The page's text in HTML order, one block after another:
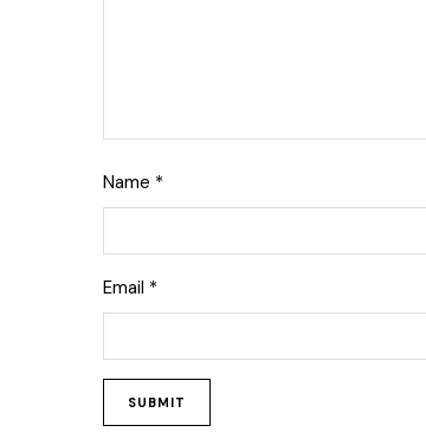
Name *
Email *